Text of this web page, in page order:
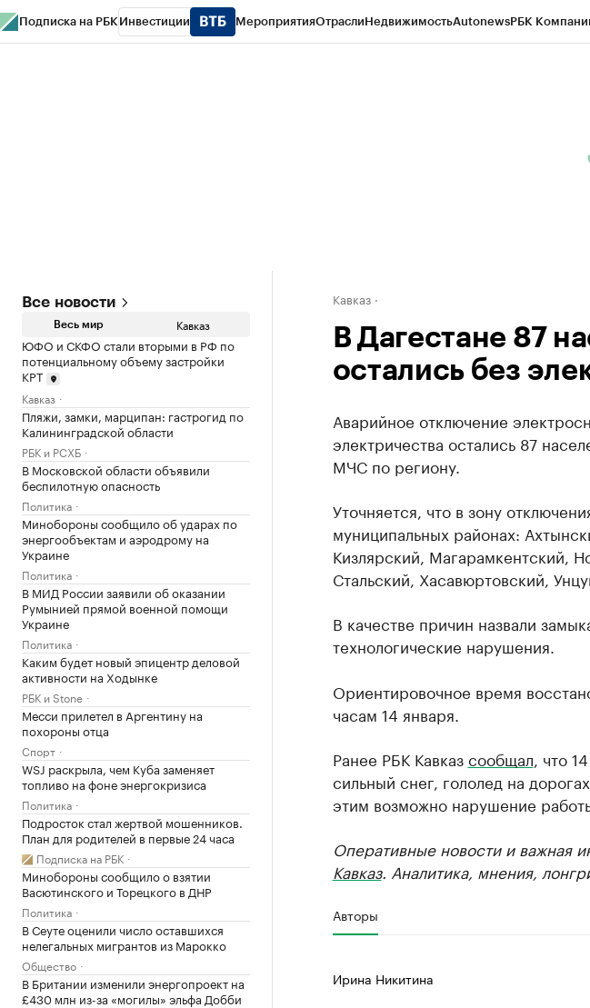
Подписка на РБК Инвестиции МероприятияОтраслиНедвижимостьAutonewsРБК
Все новости
Весь мир Кавказ
ЮФО и СКФО стали вторыми в РФ по
потенциальному объему застройки
КРТ
Кавказ
Пляжи, замки, марципан: гастрогид по
Калининградской области
РБК и РСХБ
В Московской области объявили
беспилотную опасность
Политика
Минобороны сообщило об ударах по
энергообъектам и аэродрому на
Украине
Политика
В МИД России заявили об оказании
Румынией прямой военной помощи
Украине
Политика
Каким будет новый эпицентр деловой
активности на Ходынке
РБК и Stone
Месси прилетел в Аргентину на
похороны отца
Спорт
WSJ раскрыла, чем Куба заменяет
топливо на фоне энергокризиса
Политика
Подросток стал жертвой мошенников.
План для родителей в первые 24 часа
Подписка на РБК
Минобороны сообщило о взятии
Васютинского и Торецкого в ДНР
Политика
В Сеуте оценили число оставшихся
нелегальных мигрантов из Марокко
Общество
В Британии изменили энергопроект на
£430 млн из-за «могилы» эльфа Добби
Кавказ
В Дагестане 87
остались без
Аварийное отключение
электричества остались 87
МЧС по региону.
Уточняется, что в зону
муниципальных районах:
Кизлярский, Магарамкентский,
Стальский, Хасавюртовский,
В качестве причин назвали
технологические нарушения.
Ориентировочное время
часам 14 января.
Ранее РБК Кавказсообщал , что
сильный снег, гололед на
этим возможно нарушение
Оперативные новости и важная
Кавказ. Аналитика, мнения,
Авторы
Ирина Никитина